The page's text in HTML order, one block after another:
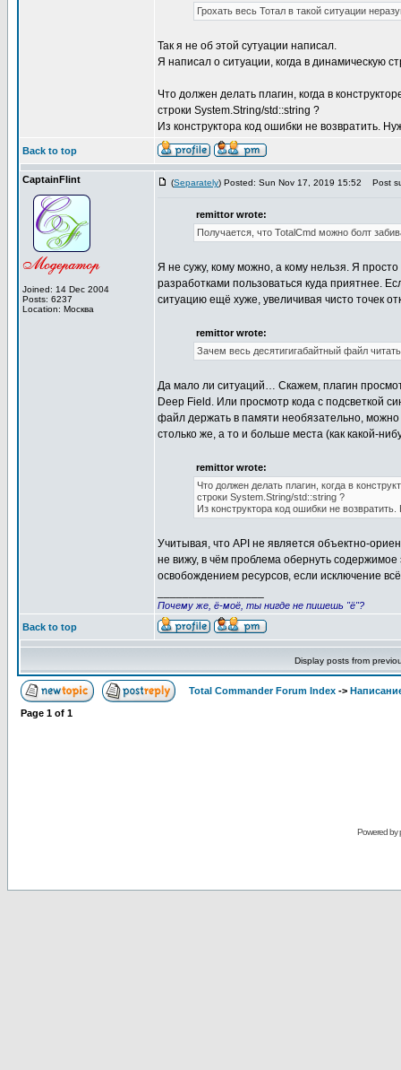
Грохать весь Тотал в такой ситуации
Так я не об этой сутуации написал.
Я написал о ситуации, когда в динамическую
Что должен делать плагин, когда в
строки System.String/std::string ?
Из конструктора код ошибки не возвратить.
Back to top
CaptainFlint
Joined: 14 Dec 2004
Posts: 6237
Location: Москва
(Separately) Posted: Sun Nov 17, 2019 15:52 Post
remittor wrote:
Получается, что TotalCmd можно болт
Я не сужу, кому можно, а кому нельзя. Я
разработками пользоваться куда приятнее.
ситуацию ещё хуже, увеличивая чисто точек
remittor wrote:
Зачем весь десятигигабайтный файл
Да мало ли ситуаций… Скажем, плагин
Deep Field. Или просмотр кода с подсветкой
файл держать в памяти необязательно,
столько же, а то и больше места (как какой-
remittor wrote:
Что должен делать плагин, когда в
строки System.String/std::string ?
Из конструктора код ошибки не
Учитывая, что API не является объектно-
не вижу, в чём проблема обернуть
освобождением ресурсов, если исключение
Почему же, ё-моё, ты нигде не пишешь "ё"?
Back to top
Display posts from
Total Commander Forum Index ->
Page 1 of 1
Powered by